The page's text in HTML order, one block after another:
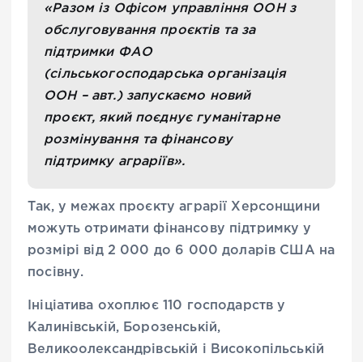
«Разом із Офісом управління ООН з
обслуговування проєктів та за
підтримки ФАО
(сільськогосподарська організація
ООН – авт.) запускаємо новий
проєкт, який поєднує гуманітарне
розмінування та фінансову
підтримку аграріїв».
Так, у межах проєкту аграрії Херсонщини
можуть отримати фінансову підтримку у
розмірі від 2 000 до 6 000 доларів США на
посівну.
Ініціатива охоплює 110 господарств у
Калинівській, Борозенській,
Великоолександрівській і Високопільській